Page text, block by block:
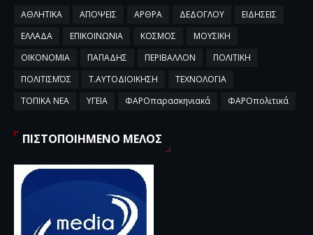
ΑΘΛΗΤΙΚΑ ΑΠΟΨΕΙΣ ΑΡΘΡΑ ΔΕΔΟΓΛΟΥ
ΕΙΔΗΣΕΙΣ
ΕΛΛΑΔΑ
ΕΠΙΚΟΙΝΩΝΙΑ ΚΟΣΜΟΣ
ΜΟΥΣΙΚΗ
ΟΙΚΟΝΟΜΙΑ
ΠΑΠΑΔΗΣ ΠΕΡΙΒΑΛΛΟΝ
ΠΟΛΙΤΙΚΗ
ΠΟΛΙΤΙΣΜΌΣ
Τ.ΑΥΤΟΔΙΟΙΚΗΣΗ
ΤΕΧΝΟΛΟΓΙΑ
ΤΟΠΙΚΑ ΝΕΑ
ΥΓΕΙΑ ΦΑΡΟπαρασκηνιακά ΦΑΡΟπολιτικά
ΠΙΣΤΟΠΟΙΗΜΕΝΟ ΜΕΛΟΣ